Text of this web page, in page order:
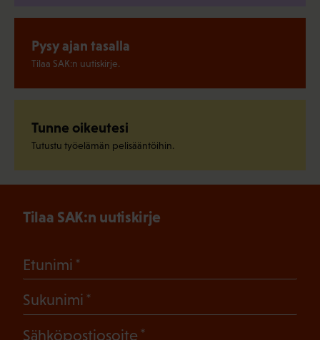
Pysy ajan tasalla
Tilaa SAK:n uutiskirje.
Tunne oikeutesi
Tutustu työelämän pelisääntöihin.
Tilaa SAK:n uutiskirje
Etunimi
Sukunimi
Sähköpostiosoite